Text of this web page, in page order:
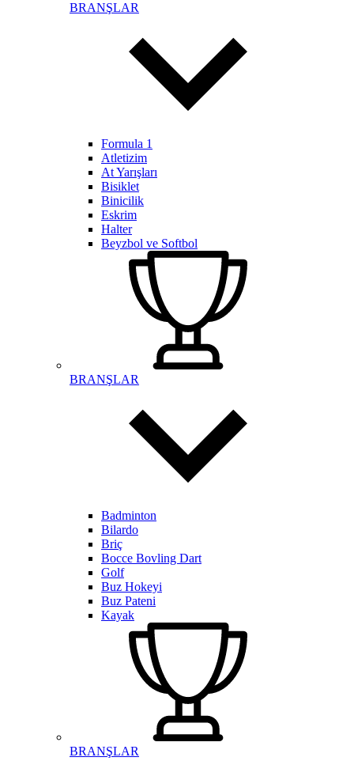
BRANŞLAR
Formula 1
Atletizim
At Yarışları
Bisiklet
Binicilik
Eskrim
Halter
Beyzbol ve Softbol
BRANŞLAR
Badminton
Bilardo
Briç
Bocce Bovling Dart
Golf
Buz Hokeyi
Buz Pateni
Kayak
BRANŞLAR